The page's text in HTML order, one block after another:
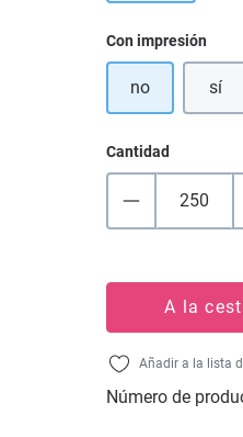
Seleccione
Con impresión
no sí
Cantidad
A la
Añadir a la lista
Número de